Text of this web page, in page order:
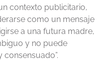
contexto publicitario,
como un mensaje
a una futura madre,
y no puede